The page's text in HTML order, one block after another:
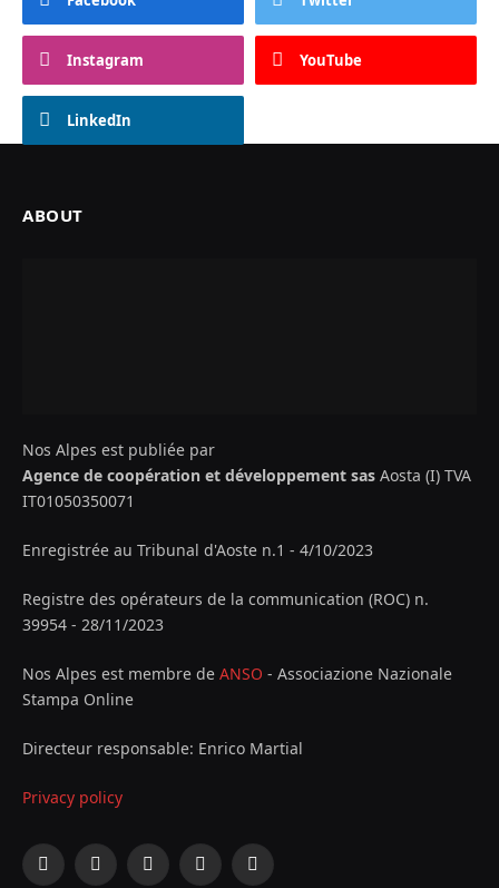
Instagram YouTube
LinkedIn
ABOUT
Nos Alpes est publiée par
Agence de coopération et développement sas Aosta (I) TVA
IT01050350071
Enregistrée au Tribunal d'Aoste n.1 - 4/10/2023
Registre des opérateurs de la communication (ROC) n.
39954 - 28/11/2023
Nos Alpes est membre de ANSO - Associazione Nazionale
Stampa Online
Directeur responsable: Enrico Martial
Privacy policy
Facebook
X
InstagramYouTubeLinkedIn